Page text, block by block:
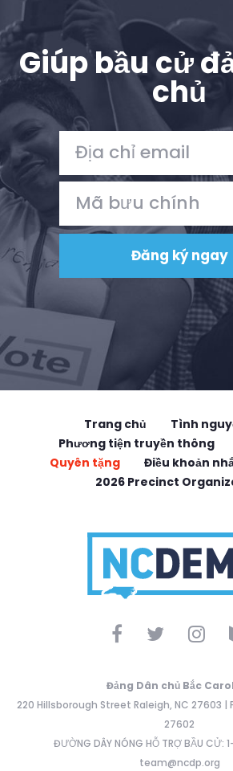
Giúp bầu cử
chủ
Trang chủ
Tình
Phương tiện truyền thông
Quyên tặng
Điều khoản
2026 Precinct
Đảng Dân chủ Bắc
220 Hillsborough Street Raleigh, NC 27603 |
27602
ĐƯỜNG DÂY NÓNG HỖ TRỢ BẦU CỬ:
team@ncdp.org